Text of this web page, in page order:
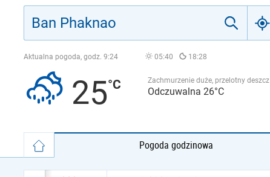
Aktualna pogoda, godz. 9:24 05:40 18:28
25 Zachmurzenie duże, przelotny deszcz
Odczuwalna 26°C
Pogoda godzinowa